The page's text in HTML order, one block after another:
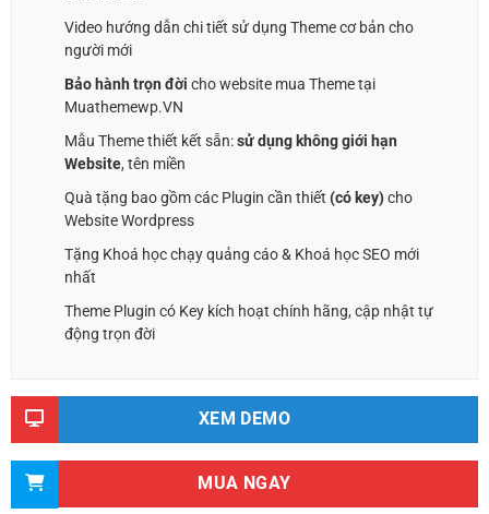
Video hướng dẫn chi tiết sử dụng Theme cơ bản cho
người mới
Bảo hành trọn đời cho website mua Theme tại
Muathemewp.VN
Mẫu Theme thiết kết sẵn:sử dụng không giới hạn
Website, tên miền
Quà tặng bao gồm các Plugin cần thiết (có key)cho
Website Wordpress
Tặng Khoá học chạy quảng cáo & Khoá học SEO mới
nhất
Theme Plugin có Key kích hoạt chính hãng, cập nhật tự
động trọn đời
XEM DEMO
MUA NGAY